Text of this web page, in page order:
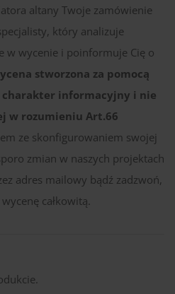
altany Twoje zamówienie
który analizuje
w wycenie i poinformuje Cię o
stworzona za pomocą
informacyjny i nie
w rozumieniu Art.66
ze skonfigurowaniem swojej
zmian w naszych projektach
adres mailowy bądź zadzwoń,
całkowitą.